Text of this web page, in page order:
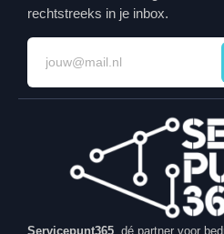
rechtstreeks in je inbox.
Servicepunt365 , dé partner voor